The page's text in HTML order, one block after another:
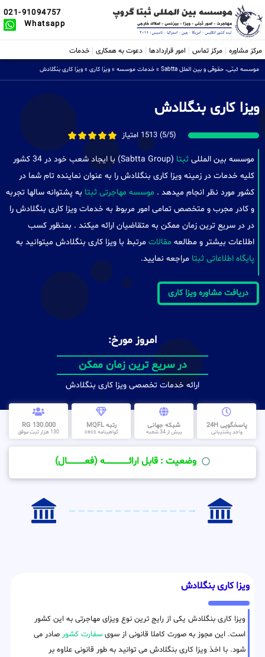
021-91094757
Whatsapp
مرکز مشاوره مرکز تماس امور قراردادها دعوت به همکاری خدمات
موسسه ثبتی، حقوقی و بین الملل Sabtta » خدمات موسسه » ویزا کاری » ویزا کاری بنگلادش
ویزا کاری بنگلادش
(5/5) 1513 امتیاز
موسسه بین المللی ثبتا
(Sabtta Group) با ایجاد شعب خود در 34 کشور
کلیه خدمات در زمینه ویزا کاری بنگلادش را به عنوان نماینده تام شما در
کشور مورد نظر انجام میدهد . موسسه مهاجرتی ثبتا به پشتوانه سالها تجربه
و کادر مجرب و متخصص تمامی امور مربوط به خدمات ویزا کاری بنگلادش را
در در سریع ترین زمان ممکن به متقاضیان ارائه میکند . بمنظور کسب
اطلاعات بیشتر و مطالعه مقالات مرتبط با ویزا کاری بنگلادش میتوانید به
پایگاه اطلاعاتی ثبتا مراجعه نمایید.
دریافت مشاوره ویزا کاری
امروز مورخ:
در سریع ترین زمان ممکن
ارائه خدمات تخصصی ویزا کاری بنگلادش
پاسخگویی 24H
واحد پشتیبانی
شبکه جهانی
بیش از 34 شعبه
رتبه MQFL
گواهینامه cess
130.000 RG
130 هزار ثبت موفق
وضعیت : قابل ارائــــــــــــــــــــه (فعـــــــــــــــال)
ویزا کاری بنگلادش
ویزا کاری بنگلادش یکی از رایج ترین نوع ویزای مهاجرتی به این کشور
است. این مجوز به صورت کاملا قانونی از سوی سفارت کشور صادر می
شود. با اخذ ویزا کاری بنگلادش می توانید به طور قانونی علاوه بر